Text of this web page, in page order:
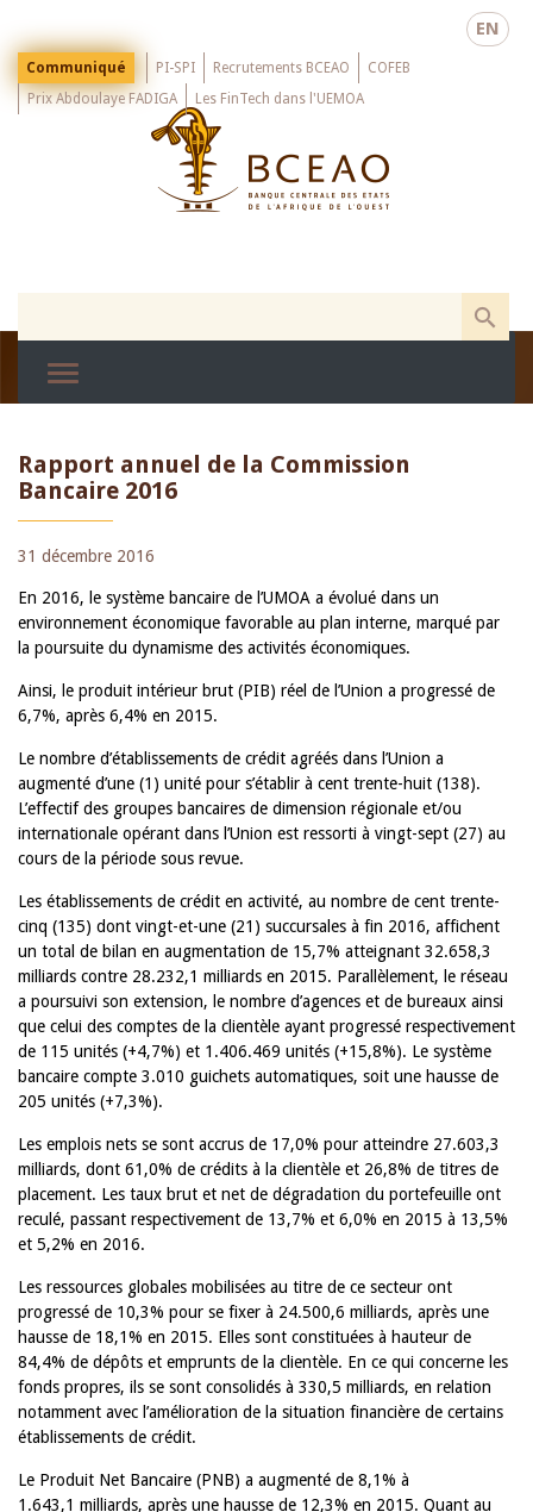
main
EN
Menu
Top
Communiqué PI-SPI Recrutements BCEAO
COFEB
Prix Abdoulaye FADIGA
Les FinTech dans l'UEMOA
Rapport annuel de la Commission
Bancaire 2016
31 décembre 2016
En 2016, le système bancaire de l’UMOA a évolué dans un
environnement économique favorable au plan interne, marqué par
la poursuite du dynamisme des activités économiques.
Ainsi, le produit intérieur brut (PIB) réel de l’Union a progressé de
6,7%, après 6,4% en 2015.
Le nombre d’établissements de crédit agréés dans l’Union a
augmenté d’une (1) unité pour s’établir à cent trente-huit (138).
L’effectif des groupes bancaires de dimension régionale et/ou
internationale opérant dans l’Union est ressorti à vingt-sept (27) au
cours de la période sous revue.
Les établissements de crédit en activité, au nombre de cent trente-
cinq (135) dont vingt-et-une (21) succursales à fin 2016, affichent
un total de bilan en augmentation de 15,7% atteignant 32.658,3
milliards contre 28.232,1 milliards en 2015. Parallèlement, le réseau
a poursuivi son extension, le nombre d’agences et de bureaux ainsi
que celui des comptes de la clientèle ayant progressé respectivement
de 115 unités (+4,7%) et 1.406.469 unités (+15,8%). Le système
bancaire compte 3.010 guichets automatiques, soit une hausse de
205 unités (+7,3%).
Les emplois nets se sont accrus de 17,0% pour atteindre 27.603,3
milliards, dont 61,0% de crédits à la clientèle et 26,8% de titres de
placement. Les taux brut et net de dégradation du portefeuille ont
reculé, passant respectivement de 13,7% et 6,0% en 2015 à 13,5%
et 5,2% en 2016.
Les ressources globales mobilisées au titre de ce secteur ont
progressé de 10,3% pour se fixer à 24.500,6 milliards, après une
hausse de 18,1% en 2015. Elles sont constituées à hauteur de
84,4% de dépôts et emprunts de la clientèle. En ce qui concerne les
fonds propres, ils se sont consolidés à 330,5 milliards, en relation
notamment avec l’amélioration de la situation financière de certains
établissements de crédit.
Le Produit Net Bancaire (PNB) a augmenté de 8,1% à
1.643,1 milliards, après une hausse de 12,3% en 2015. Quant au